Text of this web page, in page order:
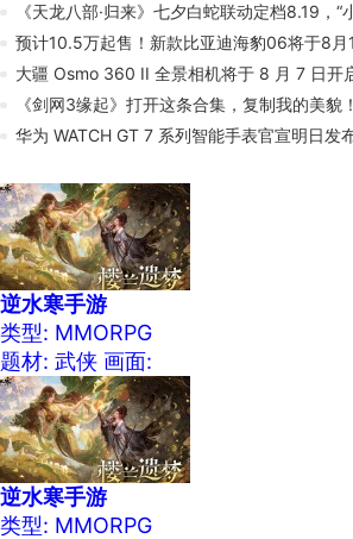
《剑网3缘起》打开这条合集，复制我的美貌！
逆水寒手游
类型: MMORPG
题材: 武侠 画面:
逆水寒手游
类型: MMORPG